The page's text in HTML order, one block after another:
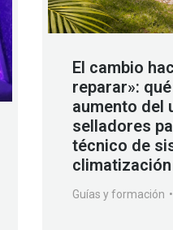
El cambio
reparar»:
aumento del
selladores
técnico de
climatización
Guías y formación